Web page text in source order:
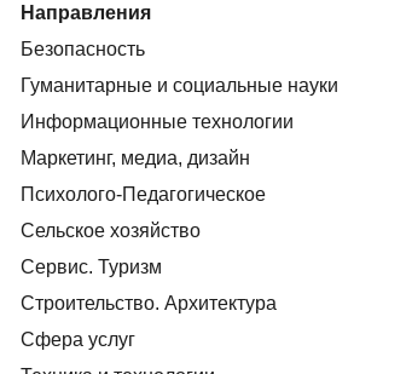
Направления
Безопасность
Гуманитарные и социальные науки
Информационные технологии
Маркетинг, медиа, дизайн
Психолого-Педагогическое
Сельское хозяйство
Сервис. Туризм
Строительство. Архитектура
Сфера услуг